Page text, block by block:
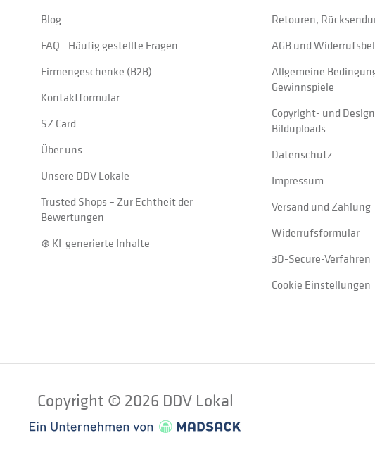
Blog
FAQ - Häufig gestellte Fragen
Firmengeschenke (B2B)
Kontaktformular
SZ Card
Über uns
Unsere DDV Lokale
Trusted Shops – Zur Echtheit der
Bewertungen
⊛ KI-generierte Inhalte
Retouren,
AGB und
Allgemeine
Gewinnspiele
Copyright- und
Bilduploads
Datenschutz
Impressum
Versand und Zahlung
Widerrufsformular
3D-Secure-Verfahren
Cookie Einstellungen
Copyright © 2026 DDV Lokal